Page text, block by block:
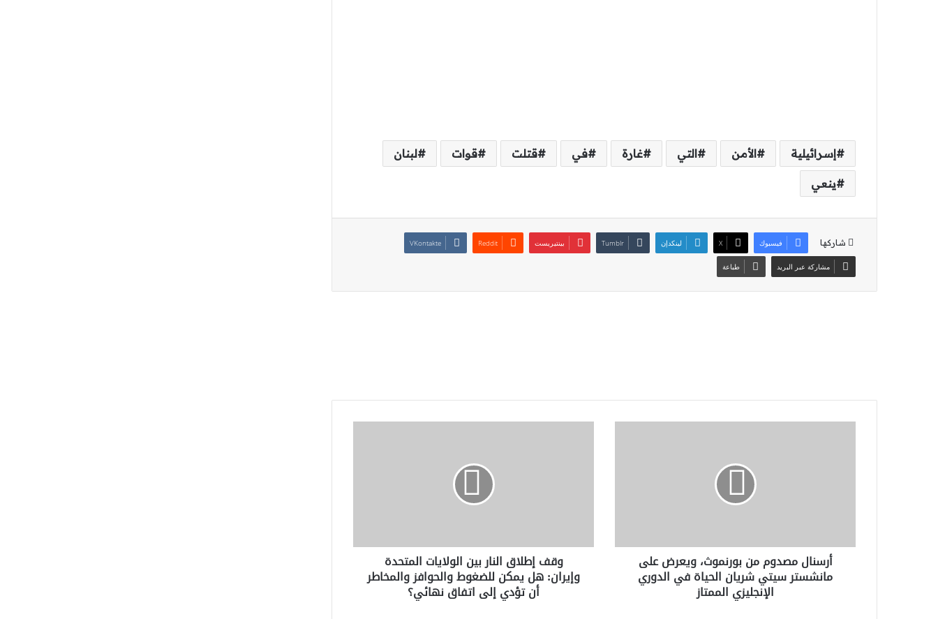
إسرائيلية الأمن التي غارة في قتلت قوات لبنان
ينعي
شاركها فيسبوك ‫X لينكدإن بينتيريست
مشاركة عبر البريد طباعة
شريان
الحياةأرسنال مصدوم من بورنموث، ويعرض على
مانشستر سيتي شريان الحياة في الدوري
الإنجليزي الممتاز
يمكن
للضغوط
والحوافز
وقف إطلاق النار بين الولايات المتحدة
وإيران: هل يمكن للضغوط والحوافز والمخاطر
أن تؤدي إلى اتفاق نهائي؟